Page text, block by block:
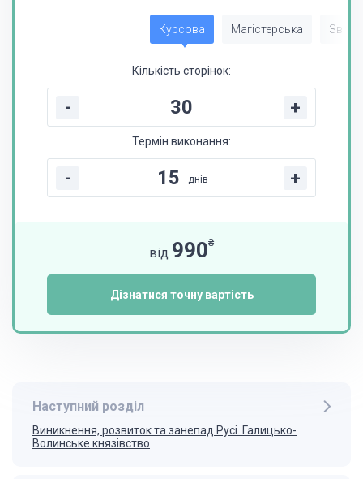
Курсова Магістерська Звіт
Кількість сторінок:
- +
Термін виконання:
- днів +
від 990₴
Дізнатися точну вартість
Наступний розділ
Виникнення, розвиток та занепад Русі. Галицько-
Волинське князівство